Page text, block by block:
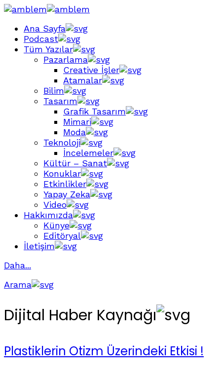
Ana Sayfa
Podcast
Tüm Yazılar
Pazarlama
Creative İşler
Atamalar
Bilim
Tasarım
Grafik Tasarım
Mimari
Moda
Teknoloji
İncelemeler
Kültür – Sanat
Konuklar
Etkinlikler
Yapay Zeka
Video
Hakkımızda
Künye
Editöryal
İletişim
Daha...
Arama
Dijital Haber Kaynağı
Plastiklerin Otizm Üzerindeki Etkisi !